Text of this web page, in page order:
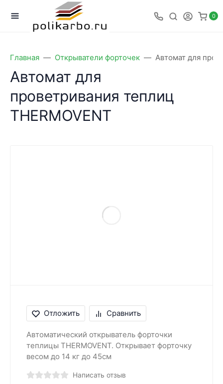
0
Главная Открыватели форточек Автомат для
Автомат для
проветривания теплиц
THERMOVENT
Отложить Сравнить
Автоматический открыватель форточки
теплицы THERMOVENT. Открывает форточку
весом до 14 кг до 45см
Написать отзыв